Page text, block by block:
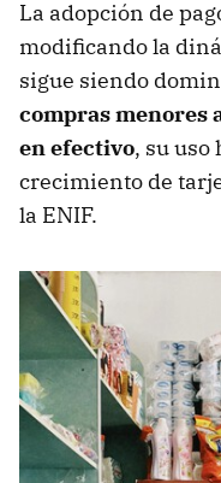
La adopción de
modificando la
sigue siendo
compras menores
en efectivo, su
crecimiento de
la ENIF.